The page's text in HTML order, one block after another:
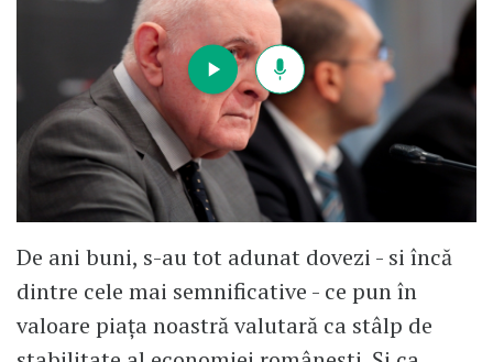
De ani buni, s-au tot adunat dovezi - si încă
dintre cele mai semnificative - ce pun în
valoare piața noastră valutară ca stâlp de